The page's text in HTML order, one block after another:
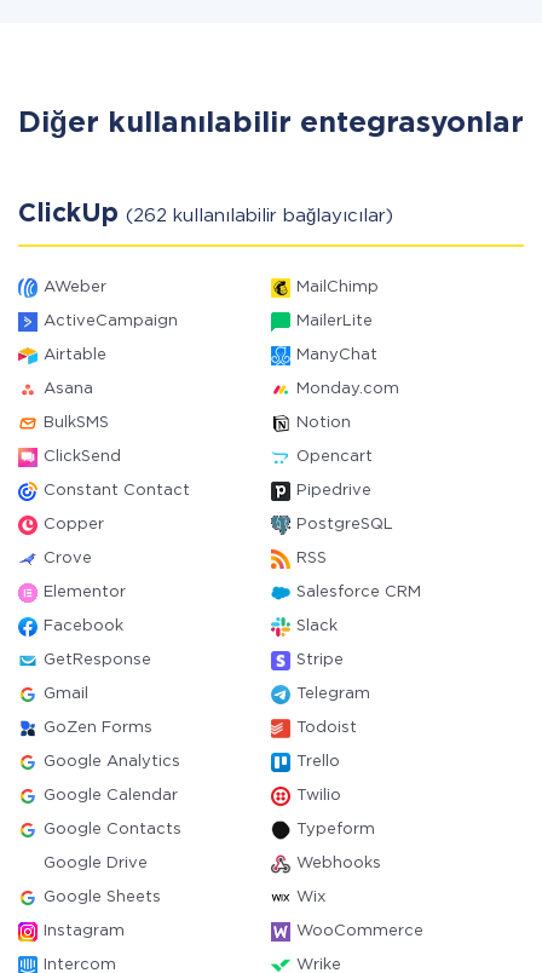
Diğer kullanılabilir entegrasyonlar
ClickUp (262 kullanılabilir bağlayıcılar)
AWeber MailChimp
ActiveCampaign MailerLite
Airtable ManyChat
Asana Monday.com
BulkSMS Notion
ClickSend Opencart
Constant Contact Pipedrive
Copper PostgreSQL
Crove RSS
Elementor Salesforce CRM
Facebook Slack
GetResponse Stripe
Gmail Telegram
GoZen Forms Todoist
Google Analytics Trello
Google Calendar Twilio
Google Contacts Typeform
Google Drive Webhooks
Google Sheets Wix
Instagram WooCommerce
Intercom Wrike